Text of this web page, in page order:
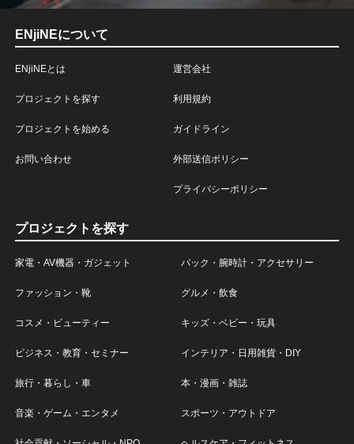
ENjiNEについて
ENjiNEとは
プロジェクトを探す
プロジェクトを始める
お問い合わせ
運営会社
利用規約
ガイドライン
外部送信ポリシー
プライバシーポリシー
プロジェクトを探す
家電・AV機器・ガジェット バック・腕時計・アクセサリー
ファッション・靴 グルメ・飲食
コスメ・ビューティー キッズ・ベビー・玩具
ビジネス・教育・セミナー インテリア・日用雑貨・DIY
旅行・暮らし・車 本・漫画・雑誌
音楽・ゲーム・エンタメ スポーツ・アウトドア